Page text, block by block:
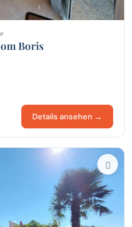
Boris
Details ansehen →